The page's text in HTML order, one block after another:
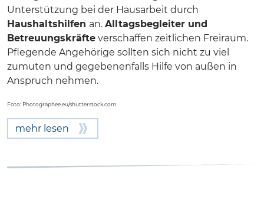
Unterstützung bei der Hausarbeit durch
Haushaltshilfen an. Alltagsbegleiter und
Betreuungskräfte verschaffen zeitlichen Freiraum.
Pflegende Angehörige sollten sich nicht zu viel
zumuten und gegebenenfalls Hilfe von außen in
Anspruch nehmen.
Foto: Photographee.eu/shutterstock.com
mehr lesen